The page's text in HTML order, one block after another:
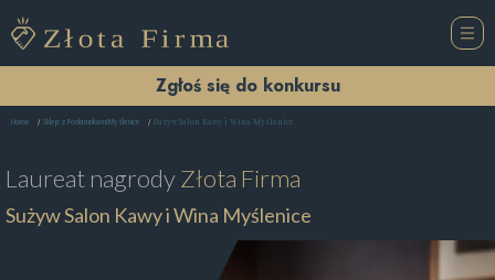
Zgłoś się do konkursu
Home Sklep z Podarunkami Myślenice Sużyw Salon Kawy i Wina Myślenice
Laureat nagrodyZłota Firma
Sużyw Salon Kawy i Wina Myślenice